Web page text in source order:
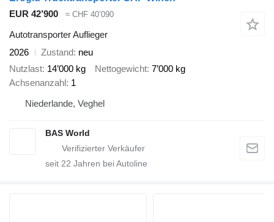
EUR 42’900
≈ CHF 40’090
Autotransporter Auflieger
2026
Zustand neu
Nutzlast 14’000 kg Nettogewicht 7’000 kg
Achsenanzahl 1
Niederlande, Veghel
BAS World
seit 22 Jahren bei Autoline